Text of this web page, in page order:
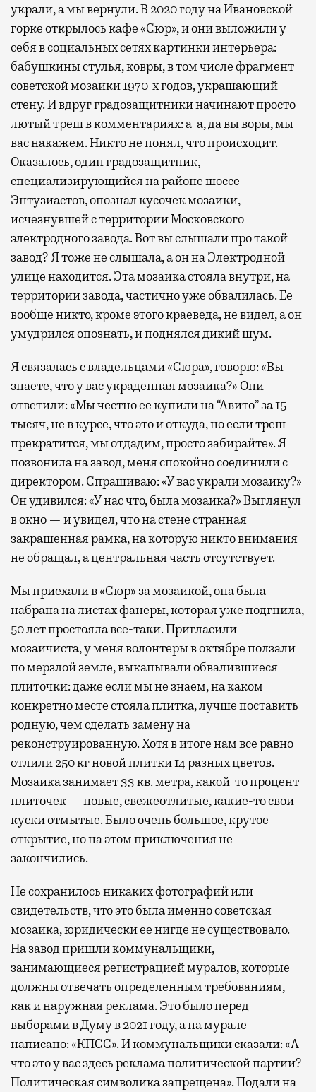
украли, а мы вернули. В 2020 году на Ивановской
горке открылось кафе «Сюр», и они выложили у
себя в социальных сетях картинки интерьера:
бабушкины стулья, ковры, в том числе фрагмент
советской мозаики 1970-х годов, украшающий
стену. И вдруг градозащитники начинают просто
лютый треш в комментариях: а-а, да вы воры, мы
вас накажем. Никто не понял, что происходит.
Оказалось, один градозащитник,
специализирующийся на районе шоссе
Энтузиастов, опознал кусочек мозаики,
исчезнувшей с территории Московского
электродного завода. Вот вы слышали про такой
завод? Я тоже не слышала, а он на Электродной
улице находится. Эта мозаика стояла внутри, на
территории завода, частично уже обвалилась. Ее
вообще никто, кроме этого краеведа, не видел, а он
умудрился опознать, и поднялся дикий шум.
Я связалась с владельцами «Сюра», говорю: «Вы
знаете, что у вас украденная мозаика?» Они
ответили: «Мы честно ее купили на “Авито” за 15
тысяч, не в курсе, что это и откуда, но если треш
прекратится, мы отдадим, просто забирайте». Я
позвонила на завод, меня спокойно соединили с
директором. Спрашиваю: «У вас украли мозаику?»
Он удивился: «У нас что, была мозаика?» Выглянул
в окно — и увидел, что на стене странная
закрашенная рамка, на которую никто внимания
не обращал, а центральная часть отсутствует.
Мы приехали в «Сюр» за мозаикой, она была
набрана на листах фанеры, которая уже подгнила,
50 лет простояла все-таки. Пригласили
мозаичиста, у меня волонтеры в октябре ползали
по мерзлой земле, выкапывали обвалившиеся
плиточки: даже если мы не знаем, на каком
конкретно месте стояла плитка, лучше поставить
родную, чем сделать замену на
реконструированную. Хотя в итоге нам все равно
отлили 250 кг новой плитки 14 разных цветов.
Мозаика занимает 33 кв. метра, какой-то процент
плиточек — новые, свежеотлитые, какие-то свои
куски отмытые. Было очень большое, крутое
открытие, но на этом приключения не
закончились.
Не сохранилось никаких фотографий или
свидетельств, что это была именно советская
мозаика, юридически ее нигде не существовало.
На завод пришли коммунальщики,
занимающиеся регистрацией муралов, которые
должны отвечать определенным требованиям,
как и наружная реклама. Это было перед
выборами в Думу в 2021 году, а на мурале
написано: «КПСС». И коммунальщики сказали: «А
что это у вас здесь реклама политической партии?
Политическая символика запрещена». Подали на